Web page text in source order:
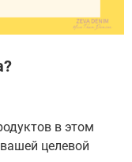
в этом
целевой